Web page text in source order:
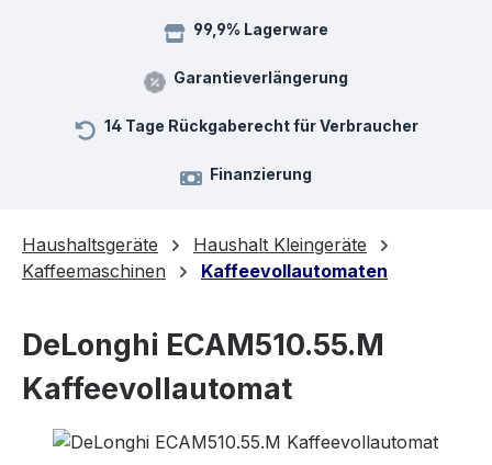
99,9% Lagerware
Garantieverlängerung
14 Tage Rückgaberecht für Verbraucher
Finanzierung
Haushaltsgeräte
Haushalt Kleingeräte
Kaffeemaschinen
Kaffeevollautomaten
DeLonghi ECAM510.55.M
Kaffeevollautomat
Bildergalerie überspringen